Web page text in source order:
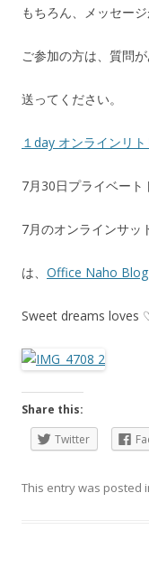
もちろん、メッセー
ご参加の方は、質問
送ってください。
１day オンラインリト
7月30日プライベート
7月のオンラインサッ
は、 Office Naho Blog
Sweet dreams loves
Share this:
Twitter
This entry was posted